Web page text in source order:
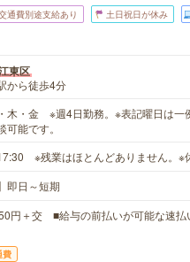
通費別途支給あり 土日祝日が休み
東区
から徒歩4分
木・金 ※週4日勤務。※表記曜日は一
可能です。
※残業はほとんどありません。※
即日～短期
円＋交 ■給与の前払いが可能な速払
費